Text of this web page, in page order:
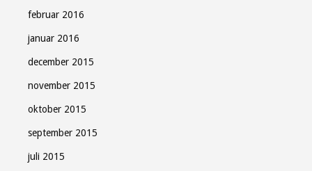
februar 2016
januar 2016
december 2015
november 2015
oktober 2015
september 2015
juli 2015